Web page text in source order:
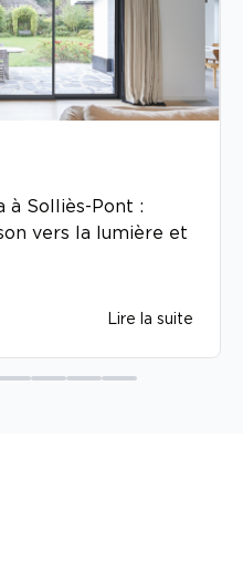
à Solliès-Pont :
vers la lumière et
Lire la suite